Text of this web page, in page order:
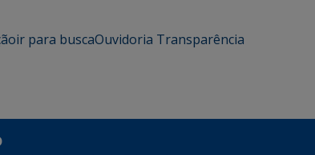
ir para buscaOuvidoria Transparência